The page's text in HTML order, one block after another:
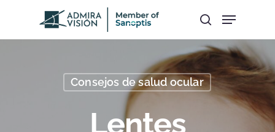
Hit enter to search or ESC to close
Consejos de salud ocular
Lentes